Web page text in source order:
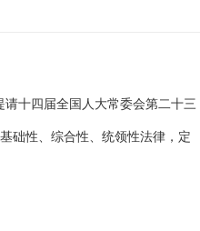
十四届全国人大常委会第二十三
础性、综合性、统领性法律，定